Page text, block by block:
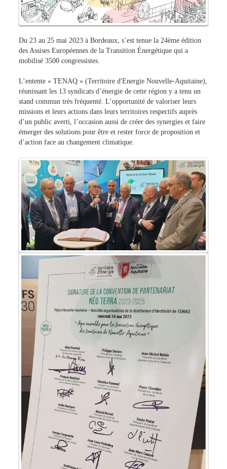
Du 23 au 25 mai 2023 à Bordeaux, s’est tenue la 24ème édition
des Assises Européennes de la Transition Énergétique qui a
mobilisé 3500 congressistes.
L’entente « TENAQ » (Territoire d'Energie Nouvelle-Aquitaine),
réunissant les 13 syndicats d’énergie de cette région y a tenu un
stand commun très fréquenté. L’opportunité de valoriser leurs
missions et leurs actions dans leurs territoires respectifs auprès
d’un public averti, l’occasion aussi de créer des synergies et faire
émerger des solutions pour être et rester force de proposition et
d’action face au changement climatique.